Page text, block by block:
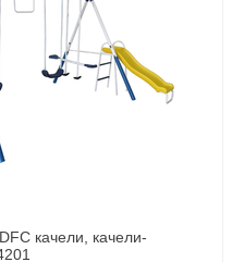
качели, качели-